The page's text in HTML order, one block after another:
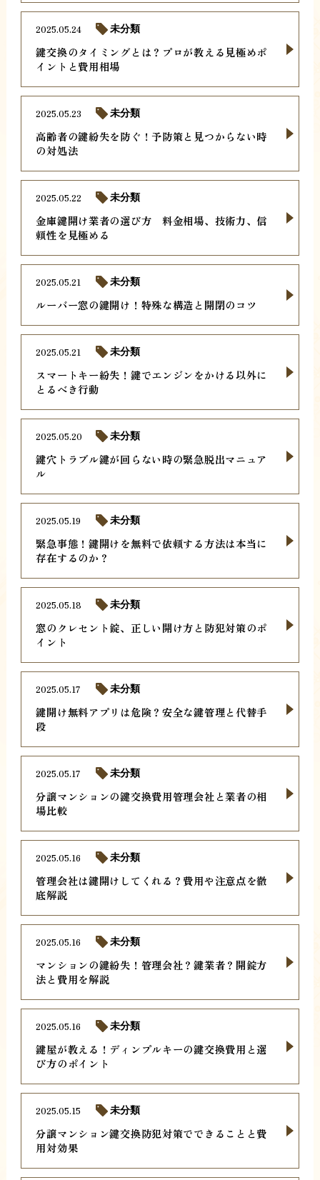
鍵交換のタイミングとは？プロが教える見極めポ
イントと費用相場
2025.05.24 未分類
高齢者の鍵紛失を防ぐ！予防策と見つからない時
の対処法
2025.05.23 未分類
金庫鍵開け業者の選び方 料金相場、技術力、信
頼性を見極める
2025.05.22 未分類
ルーバー窓の鍵開け！特殊な構造と開閉のコツ
2025.05.21 未分類
スマートキー紛失！鍵でエンジンをかける以外に
とるべき行動
2025.05.21 未分類
鍵穴トラブル鍵が回らない時の緊急脱出マニュア
ル
2025.05.20 未分類
緊急事態！鍵開けを無料で依頼する方法は本当に
存在するのか？
2025.05.19 未分類
窓のクレセント錠、正しい開け方と防犯対策のポ
イント
2025.05.18 未分類
鍵開け無料アプリは危険？安全な鍵管理と代替手
段
2025.05.17 未分類
分譲マンションの鍵交換費用管理会社と業者の相
場比較
2025.05.17 未分類
管理会社は鍵開けしてくれる？費用や注意点を徹
底解説
2025.05.16 未分類
マンションの鍵紛失！管理会社？鍵業者？開錠方
法と費用を解説
2025.05.16 未分類
鍵屋が教える！ディンプルキーの鍵交換費用と選
び方のポイント
2025.05.16 未分類
分譲マンション鍵交換防犯対策でできることと費
用対効果
2025.05.15 未分類